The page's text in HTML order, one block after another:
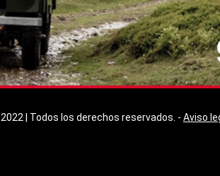
| Todos los derechos reservados. - Aviso